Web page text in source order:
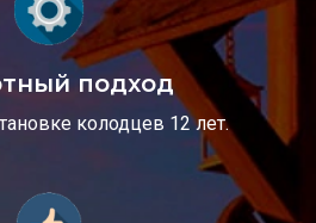
подход
колодцев 12 лет.